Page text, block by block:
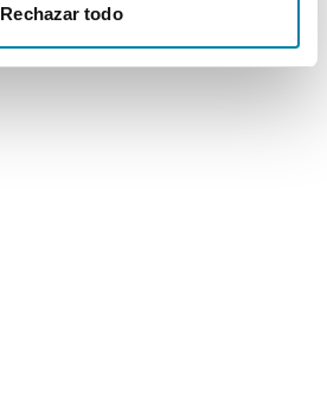
Rechazar todo